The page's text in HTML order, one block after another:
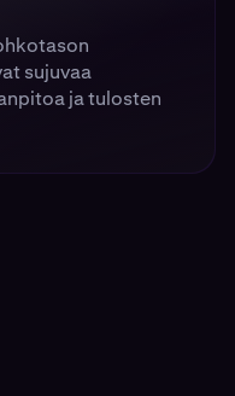
sujuvaa
ja tulosten